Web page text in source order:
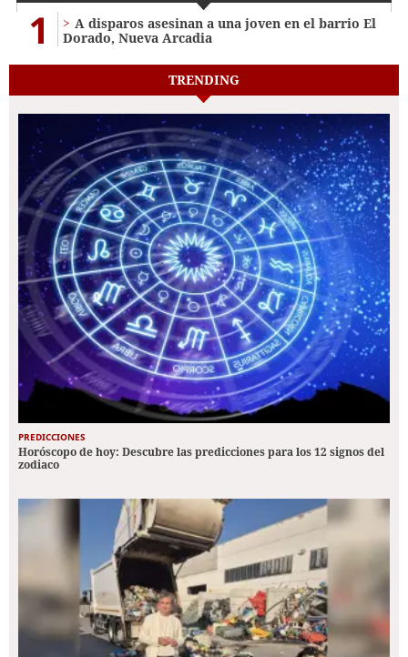
1
A disparos asesinan a una joven en el barrio El
Dorado, Nueva Arcadia
TRENDING
PREDICCIONES
Horóscopo de hoy: Descubre las predicciones para los 12 signos del
zodiaco